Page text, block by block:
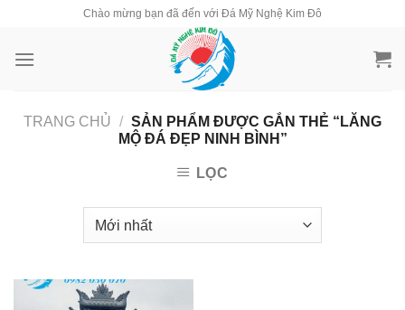
content
Chào mừng bạn đã đến với Đá Mỹ Nghệ Kim Đô
TRANG CHỦ / SẢN PHẨM ĐƯỢC GẮN THẺ “LĂNG
MỘ ĐÁ ĐẸP NINH BÌNH”
LỌC